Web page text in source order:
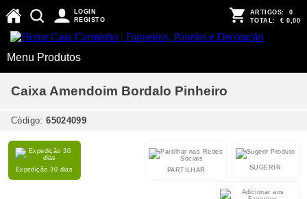
LOGIN
REGISTO
ARTIGOS: 0
TOTAL: € 0,00
Menu Produtos
Caixa Amendoim Bordalo Pinheiro
Código:65024099
Expedição 30 dias SUGERIR
PARTILHAR